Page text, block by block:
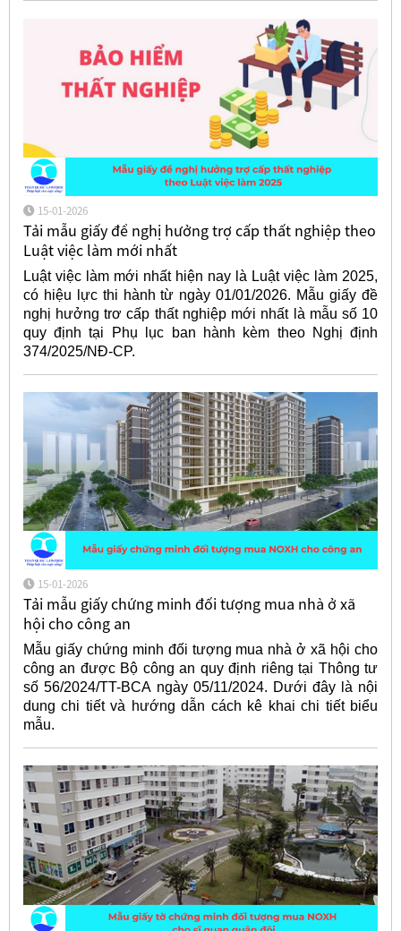
15-01-2026
Tải mẫu giấy đề nghị hưởng trợ cấp thất nghiệp theo
Luật việc làm mới nhất
Luật việc làm mới nhất hiện nay là Luật việc làm 2025,
có hiệu lực thi hành từ ngày 01/01/2026. Mẫu giấy đề
nghị hưởng trơ cấp thất nghiệp mới nhất là mẫu số 10
quy định tại Phụ lục ban hành kèm theo Nghị định
374/2025/NĐ-CP.
15-01-2026
Tải mẫu giấy chứng minh đối tượng mua nhà ở xã
hội cho công an
Mẫu giấy chứng minh đối tượng mua nhà ở xã hội cho
công an được Bộ công an quy định riêng tại Thông tư
số 56/2024/TT-BCA ngày 05/11/2024. Dưới đây là nội
dung chi tiết và hướng dẫn cách kê khai chi tiết biểu
mẫu.